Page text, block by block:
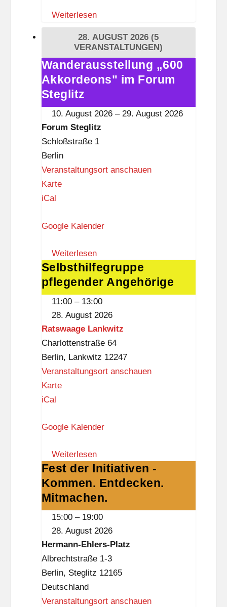
S
t
g
i
t
z
Weiterlesen
28. AUGUST 2026 (5
VERANSTALTUNGEN)
Wanderausstellung
„600
Akkordeons"
im
Wanderausstellung „600
Akkordeons" im Forum
Steglitz
10. August 2026 – 29. August 2026
Forum Steglitz
Schloßstraße 1
Berlin
Veranstaltungsort anschauen
KarteF
u
S
t
e
g
i
t
z
iCal
Google Kalender
Weiterlesen
Selbsthilfegruppe
pflegender
Angehörige
Selbsthilfegruppe
pflegender Angehörige
11:00 – 13:00
28. August 2026
Ratswaage Lankwitz
Charlottenstraße 64
Berlin, Lankwitz 12247
Veranstaltungsort anschauen
KarteR
s
a
a
g
e
L
n
k
w
i
t
iCal
Google Kalender
Weiterlesen
Fest
der
Initiativen
-
Entdecken.
Fest der Initiativen -
Kommen. Entdecken.
Mitmachen.
15:00 – 19:00
28. August 2026
Hermann-Ehlers-Platz
Albrechtstraße 1-3
Berlin, Steglitz 12165
Deutschland
Veranstaltungsort anschauen